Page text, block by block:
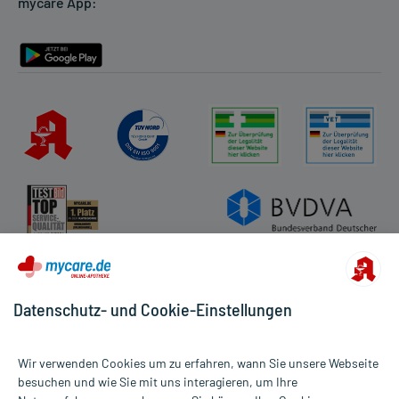
Rückgabe/Widerruf
Datenschutz- und Cookie-Einstellungen
Wir verwenden Cookies um zu erfahren, wann Sie unsere Webseite
besuchen und wie Sie mit uns interagieren, um Ihre